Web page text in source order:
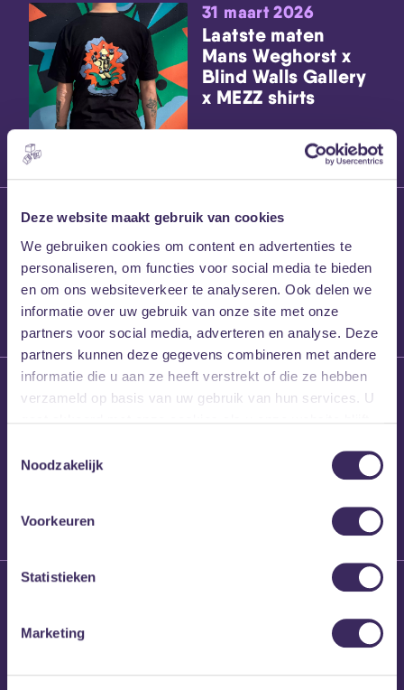
Deze website maakt gebruik van cookies
We gebruiken cookies om content en advertenties te
personaliseren, om functies voor social media te bieden
en om ons websiteverkeer te analyseren. Ook delen we
informatie over uw gebruik van onze site met onze
partners voor social media, adverteren en analyse. Deze
partners kunnen deze gegevens combineren met andere
informatie die u aan ze heeft verstrekt of die ze hebben
verzameld op basis van uw gebruik van hun services. U
Noodzakelijk
Voorkeuren
Statistieken
Marketing
31 maart 2026
Laatste maten
Mans Weghorst x
Blind Walls Gallery
x MEZZ shirts
27 maart 2026
Willem’s Blog:
Frans Kalf
26 maart 2026
Willem’s Blog: High
Brennt Vanneste